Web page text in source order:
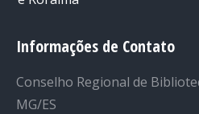
Informações de Contato
Conselho Regional de
MG/ES